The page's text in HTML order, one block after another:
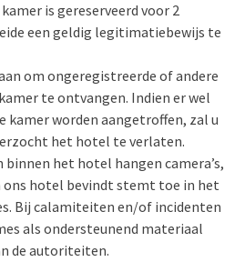
is gereserveerd voor 2
een geldig legitimatiebewijs te
om ongeregistreerde of andere
te ontvangen. Indien er wel
kamer worden aangetroffen, zal u
het hotel te verlaten.
binnen het hotel hangen camera’s,
ons hotel bevindt stemt toe in het
Bij calamiteiten en/of incidenten
als ondersteunend materiaal
de autoriteiten.